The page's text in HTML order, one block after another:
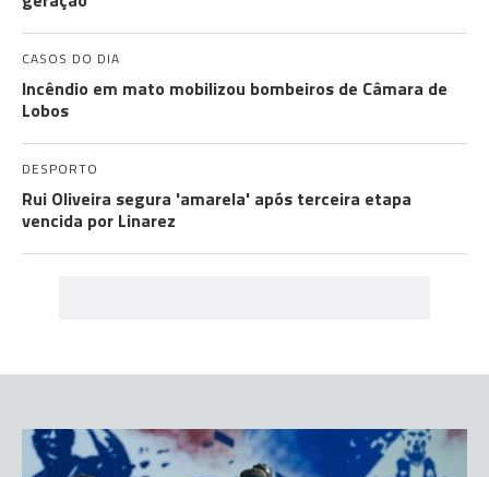
CASOS DO DIA
Incêndio em mato mobilizou bombeiros de Câmara de
Lobos
DESPORTO
Rui Oliveira segura 'amarela' após terceira etapa
vencida por Linarez